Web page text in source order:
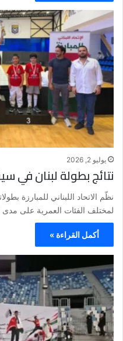
يوليو 2, 2026
نتائج بطولة لبنان في
لمختلف الفئات العمرية على مدى
أكمل القراءة »